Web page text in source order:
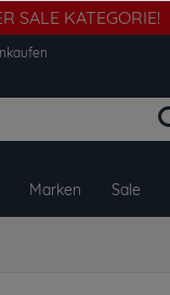
SALE KATEGORIE!
Marken Sale